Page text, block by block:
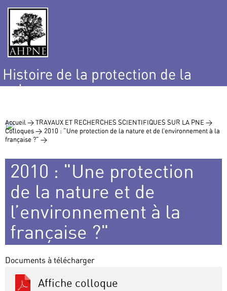
Histoire de la protection de la
nature
Accueil >TRAVAUX ET RECHERCHES SCIENTIFIQUES SUR LA PNE >
Colloques > 2010 : "Une protection de la nature et de l’environnement à la
française ?" >
2010 : "Une protection
de la nature et de
l’environnement à la
française ?"
Documents à télécharger
Affiche colloque